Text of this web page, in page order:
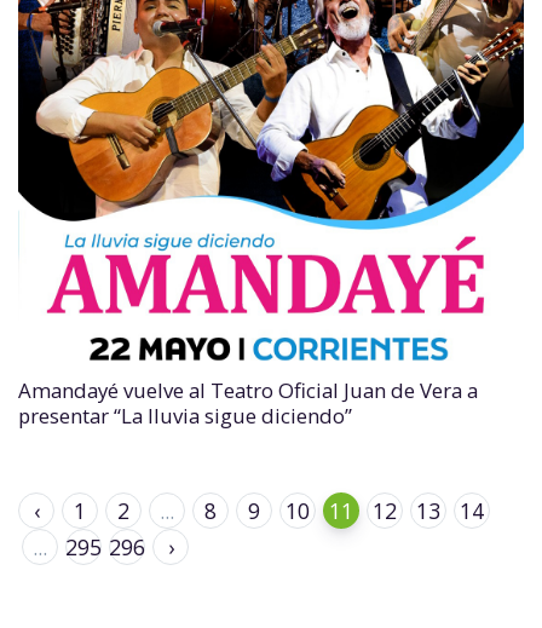
Amandayé vuelve al Teatro Oficial Juan de Vera a
presentar “La lluvia sigue diciendo”
‹ 1 2 ... 8 9 10 11 12 13
14
...
295 296 ›